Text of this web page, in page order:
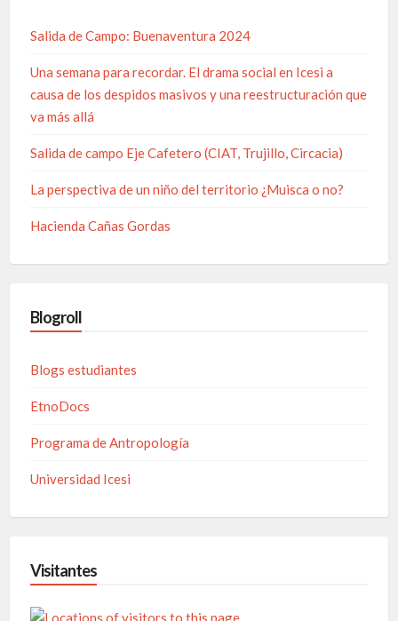
Salida de Campo: Buenaventura 2024
Una semana para recordar. El drama social en Icesi a
causa de los despidos masivos y una reestructuración que
va más allá
Salida de campo Eje Cafetero (CIAT, Trujillo, Circacia)
La perspectiva de un niño del territorio ¿Muisca o no?
Hacienda Cañas Gordas
Blogroll
Blogs estudiantes
EtnoDocs
Programa de Antropología
Universidad Icesi
Visitantes